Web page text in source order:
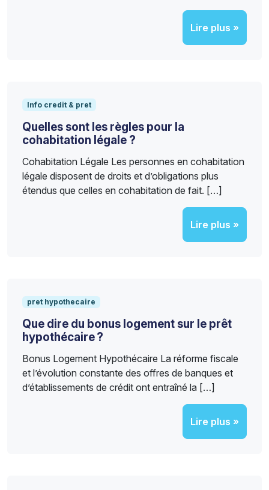
Lire plus »
Info credit & pret
Quelles sont les règles pour la
cohabitation légale ?
Cohabitation Légale Les personnes en cohabitation
légale disposent de droits et d’obligations plus
étendus que celles en cohabitation de fait. […]
Lire plus »
pret hypothecaire
Que dire du bonus logement sur le prêt
hypothécaire ?
Bonus Logement Hypothécaire La réforme fiscale
et l’évolution constante des offres de banques et
d’établissements de crédit ont entraîné la […]
Lire plus »